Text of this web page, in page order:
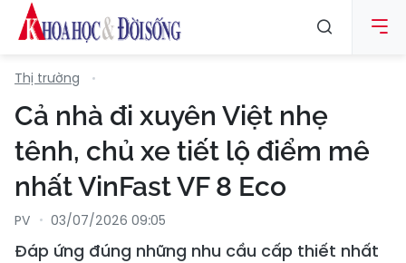
Thị trường
Cả nhà đi xuyên Việt nhẹ
tênh, chủ xe tiết lộ điểm mê
nhất VinFast VF 8 Eco
PV 03/07/2026 09:05
Đáp ứng đúng những nhu cầu cấp thiết nhất